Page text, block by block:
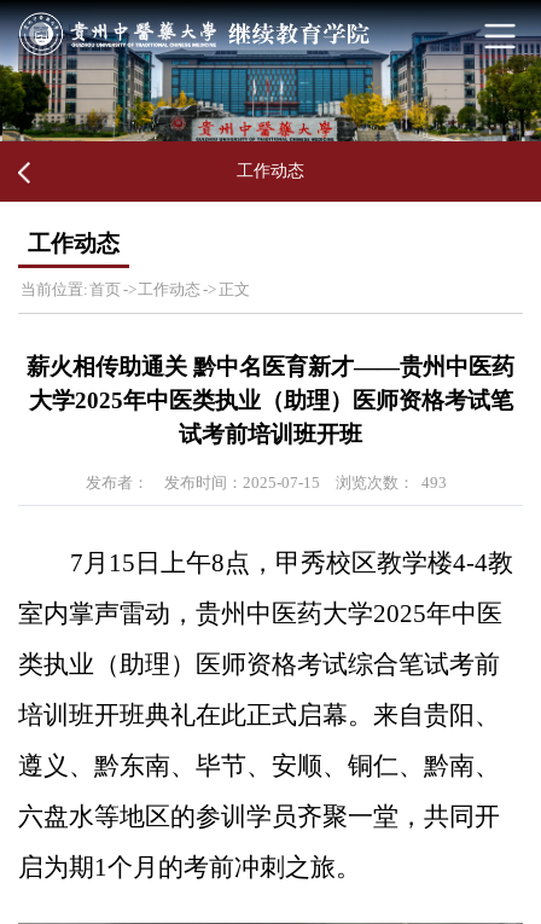
工作动态
工作动态
当前位置:首页->工作动态 -> 正文
薪火相传助通关 黔中名医育新才——贵州中医药
大学2025年中医类执业（助理）医师资格考试笔
试考前培训班开班​
发布者： 发布时间：2025-07-15 浏览次数： 493
7月15日 上午8点 ，甲秀校区教学楼4-4教
室内掌声雷动，贵州中医药大学2025年中医
类执业（助理）医师资格考试综合笔试考前
培训班开班典礼在此正式启幕。来自贵阳、
遵义、黔东南、毕节、安顺、铜仁、黔南、
六盘水等地区的参训学员齐聚一堂，共同开
启为期1个月 的考前冲刺之旅。